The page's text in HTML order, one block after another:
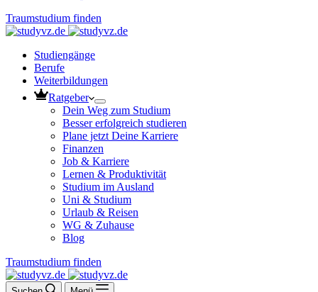
Traumstudium finden
Studiengänge
Berufe
Weiterbildungen
Ratgeber
Dein Weg zum Studium
Besser erfolgreich studieren
Plane jetzt Deine Karriere
Finanzen
Job & Karriere
Lernen & Produktivität
Studium im Ausland
Uni & Studium
Urlaub & Reisen
WG & Zuhause
Blog
Traumstudium finden